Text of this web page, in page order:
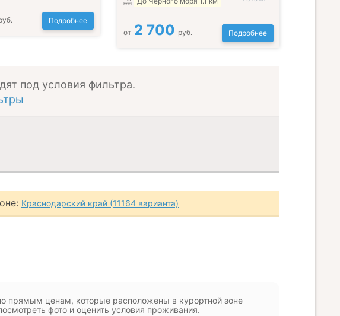
Подробнее
от 2 700 руб. Подробнее
под условия фильтра.
Краснодарский край (11164 варианта)
прямым ценам, которые расположены в курортной зоне
фото и оценить условия проживания.